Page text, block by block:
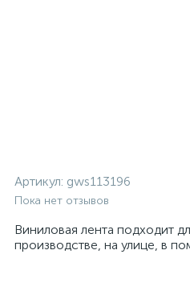
Артикул: gws113196
Пока нет отзывов
Виниловая лента подходит
производстве, на улице, в